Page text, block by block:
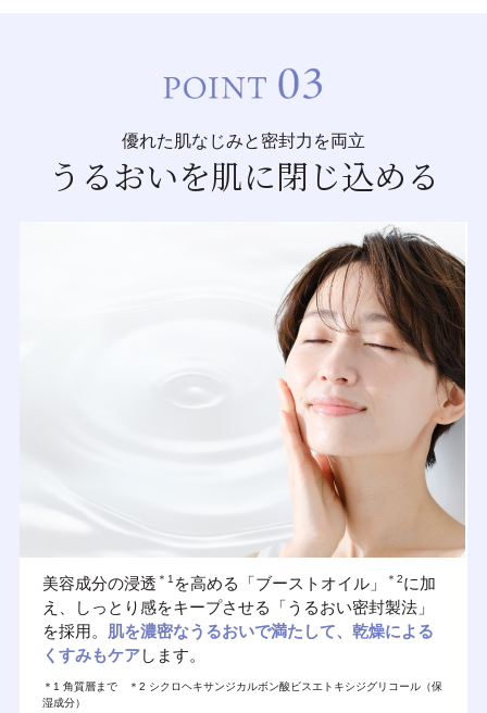
優れた肌なじみと密封力を両立
うるおいを肌に閉じ込める
美容成分の浸透 ＊1 を高める「ブーストオイル」 ＊2に加
え、しっとり感をキープさせる「うるおい密封製法」
を採用。 肌を濃密なうるおいで満たして、乾燥による
くすみもケアします。
＊1 角質層まで ＊2 シクロヘキサンジカルボン酸ビスエトキシジグリコール（保
湿成分）